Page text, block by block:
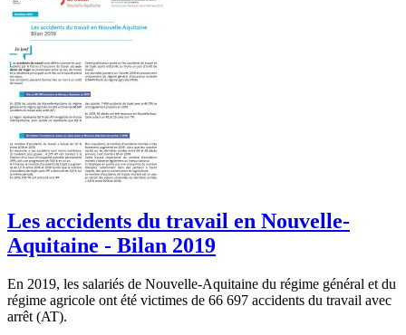
Les accidents du travail en Nouvelle-
Aquitaine - Bilan 2019
En 2019, les salariés de Nouvelle-Aquitaine du régime général et du
régime agricole ont été victimes de 66 697 accidents du travail avec
arrêt (AT).